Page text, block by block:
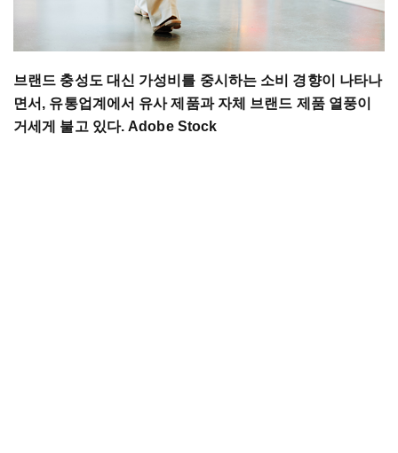
브랜드 충성도 대신 가성비를 중시하는 소비 경향이 나타나
면서, 유통업계에서 유사 제품과 자체 브랜드 제품 열풍이
거세게 불고 있다. Adobe Stock